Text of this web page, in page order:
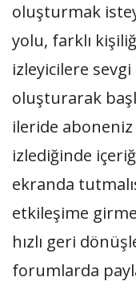
oluşturmak
yolu, farklı
izleyicilere
oluşturarak
ileride
izlediğinde
ekranda
etkileşime
hızlı geri
forumlarda